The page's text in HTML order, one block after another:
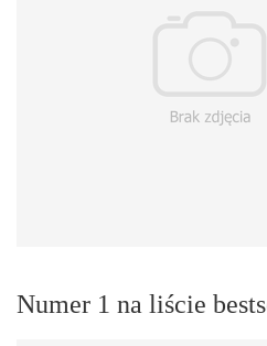
Numer 1 na liście